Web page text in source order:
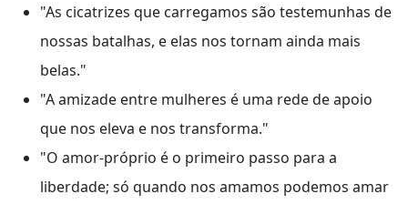
"As cicatrizes que carregamos são testemunhas de
nossas batalhas, e elas nos tornam ainda mais
belas."
"A amizade entre mulheres é uma rede de apoio
que nos eleva e nos transforma."
"O amor-próprio é o primeiro passo para a
liberdade; só quando nos amamos podemos amar